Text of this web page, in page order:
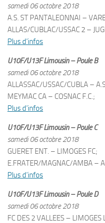
samedi 06 octobre 2018
A.S. ST PANTALEONNAI –
ALLAS/CUBLAC/USSAC 2 –
Plus d’infos
U10F/U13F Limousin – Poule B
samedi 06 octobre 2018
ALLASSAC/USSAC/CUBLA –
MEYMAC CA – COSNAC F.C.;
Plus d’infos
U10F/U13F Limousin – Poule C
samedi 06 octobre 2018
GUERET ENT. – LIMOGES FC;
E.FRATER/MAGNAC/AMBA –
Plus d’infos
U10F/U13F Limousin – Poule D
samedi 06 octobre 2018
FC DES 2 VALLEES – LIMOGES